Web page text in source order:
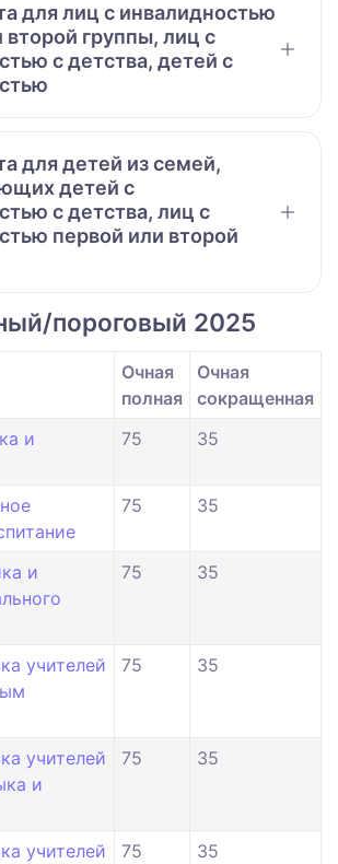
для лиц с инвалидностью
второй группы, лиц с
с детства, детей с
для детей из семей,
детей с
с детства, лиц с
первой или второй
пороговый 2025
Очная
полная
Очная
сокращенная
и
75 35
75 35
и
75 35
учителей
75 35
учителей
и
75 35
учителей
75 35